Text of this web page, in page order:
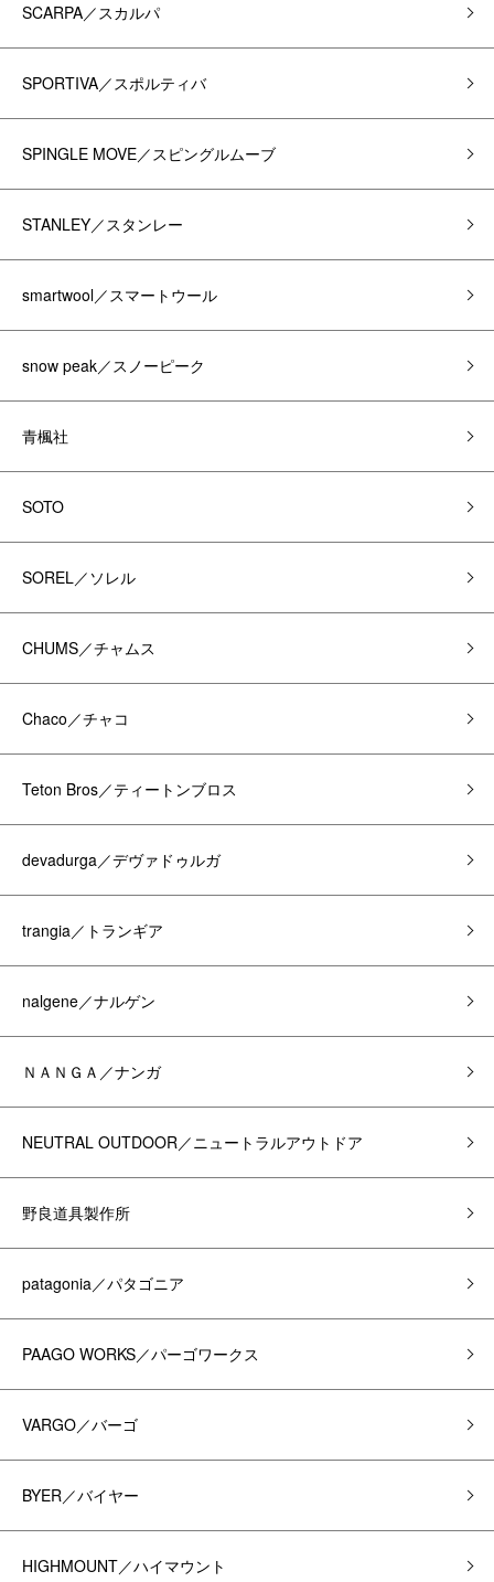
SCARPA／スカルパ
SPORTIVA／スポルティバ
SPINGLE MOVE／スピングルムーブ
STANLEY／スタンレー
smartwool／スマートウール
snow peak／スノーピーク
青楓社
SOTO
SOREL／ソレル
CHUMS／チャムス
Chaco／チャコ
Teton Bros／ティートンブロス
devadurga／デヴァドゥルガ
trangia／トランギア
nalgene／ナルゲン
ＮＡＮＧＡ／ナンガ
NEUTRAL OUTDOOR／ニュートラルアウトドア
野良道具製作所
patagonia／パタゴニア
PAAGO WORKS／パーゴワークス
VARGO／バーゴ
BYER／バイヤー
HIGHMOUNT／ハイマウント